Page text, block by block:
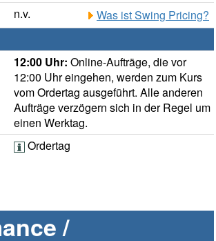
n.v.
Was ist Swing Pricing?
12:00 Uhr: Online-Aufträge, die vor
12:00 Uhr eingehen, werden zum Kurs
vom Ordertag ausgeführt. Alle anderen
Aufträge verzögern sich in der Regel um
einen Werktag.
Ordertag
/